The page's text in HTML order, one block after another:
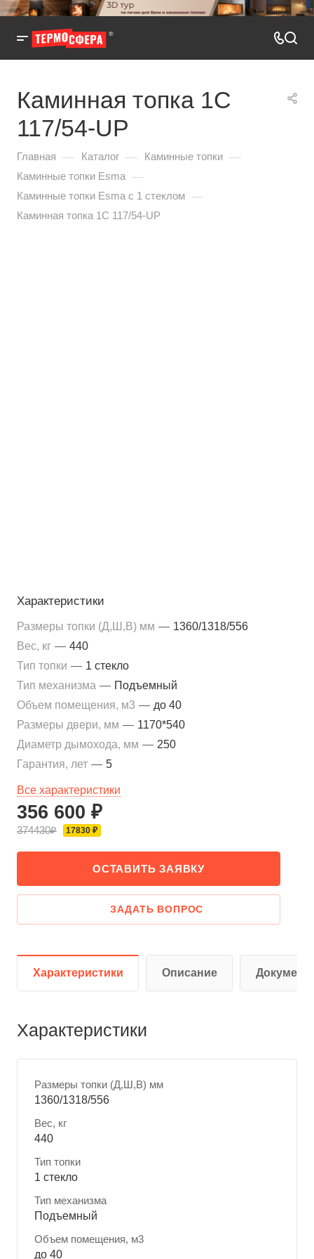
Каминная топка 1C
117/54-UP
Главная — Каталог — Каминные топки —
Каминные топки Esma —
Каминные топки Esma с 1 стеклом —
Каминная топка 1C 117/54-UP
Характеристики
Размеры топки (Д,Ш,В) мм — 1360/1318/556
Вес, кг — 440
Тип топки — 1 стекло
Тип механизма — Подъемный
Объем помещения, м3 — до 40
Размеры двери, мм — 1170*540
Диаметр дымохода, мм — 250
Гарантия, лет — 5
Все характеристики
356 600 ₽
374430₽ 17830 ₽
ОСТАВИТЬ ЗАЯВКУ
ЗАДАТЬ ВОПРОС
Характеристики Описание
Характеристики
Размеры топки (Д,Ш,В) мм
1360/1318/556
Вес, кг
440
Тип топки
1 стекло
Тип механизма
Подъемный
Объем помещения, м3
до 40